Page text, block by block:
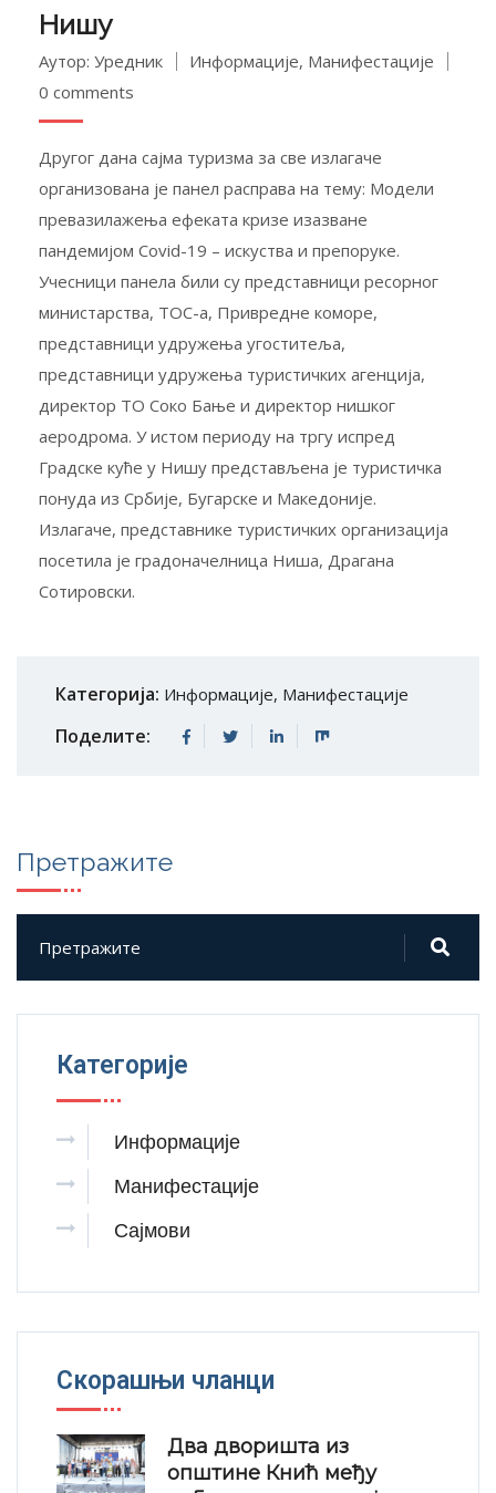
Нишу
Аутор: Уредник Информације, Манифестације
0 comments
Другог дана сајма туризма за све излагаче
организована је панел расправа на тему: Модели
превазилажења ефеката кризе изазване
пандемијом Covid-19 – искуства и препоруке.
Учесници панела били су представници ресорног
министарства, ТОС-а, Привредне коморе,
представници удружења угоститеља,
представници удружења туристичких агенција,
директор ТО Соко Бање и директор нишког
аеродрома. У истом периоду на тргу испред
Градске куће у Нишу представљена је туристичка
понуда из Србије, Бугарске и Македоније.
Излагаче, представнике туристичких организација
посетила је градоначелница Ниша, Драгана
Сотировски.
Категорија: Информације, Манифестације
Поделите:
Претражите
Категорије
Информације
Манифестације
Сајмови
Скорашњи чланци
Два дворишта из
општине Кнић међу